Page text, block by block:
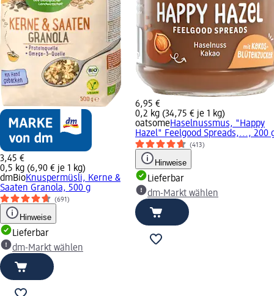
3,45 €
0,5 kg (6,90 € je 1 kg)
dmBioKnuspermüsli, Kerne &
Saaten Granola, 500 g
(691)
Hinweise
Lieferbar
dm-Markt wählen
6,95 €
0,2 kg (34,75 € je 1 kg)
oatsomeHaselnussmus, "Happy
Hazel" Feelgood Spreads,..., 200
(413)
Hinweise
Lieferbar
dm-Markt wählen